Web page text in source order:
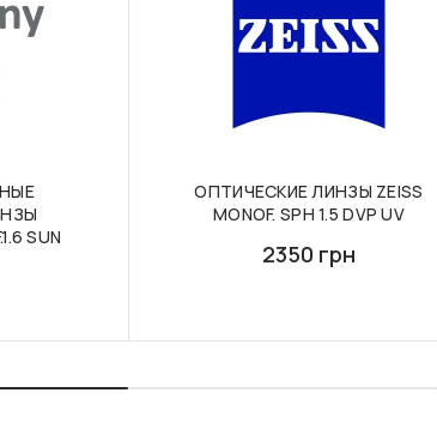
SUN
ОПТИЧЕСКИЕ ЛИНЗЫ ZEISS
MONOF. SPH 1.5 DVP UV
2350 грн